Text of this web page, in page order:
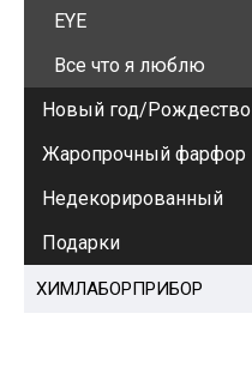
EYE
Все что я люблю
Новый год/Рождество
Жаропрочный фарфор
Недекорированный
Подарки
ХИМЛАБОРПРИБОР